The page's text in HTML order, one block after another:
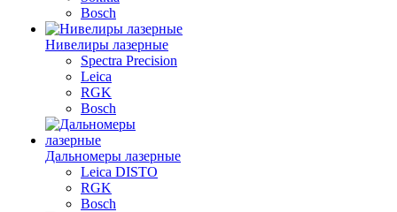
Bosch
Нивелиры лазерные
Spectra Precision
Leica
RGK
Bosch
Дальномеры лазерные
Leica DISTO
RGK
Bosch